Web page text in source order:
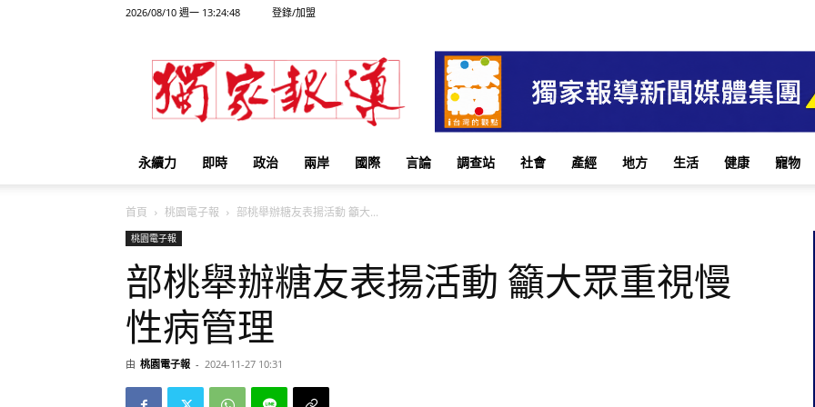
2026/08/10 週一 13:24:48 登錄/加盟
獨
家
報
永續力 即時 政治 兩岸 國際 言論 調查站 社會 產經 地方 生活 健康 寵物
首頁 桃園電子報 部桃舉辦糖友表揚活動 籲大...
桃園電子報
部桃舉辦糖友表揚活動 籲大眾重視慢
性病管理
由 桃園電子報 - 2024-11-27 10:31